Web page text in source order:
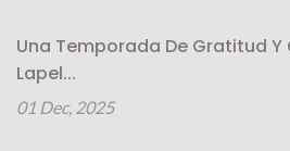
Una Temporada De Gratitud Y
Lapel...
01 Dec, 2025